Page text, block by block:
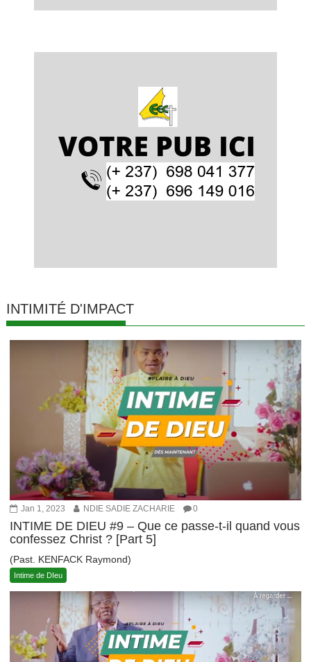
INTIMITÉ D'IMPACT
Jan 1, 2023 NDIE SADIE ZACHARIE 0
INTIME DE DIEU #9 – Que ce passe-t-il quand vous
confessez Christ ? [Part 5]
(Past. KENFACK Raymond)
Intime de DIeu